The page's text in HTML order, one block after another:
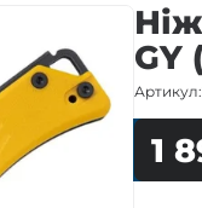
GY
Артикул:
1